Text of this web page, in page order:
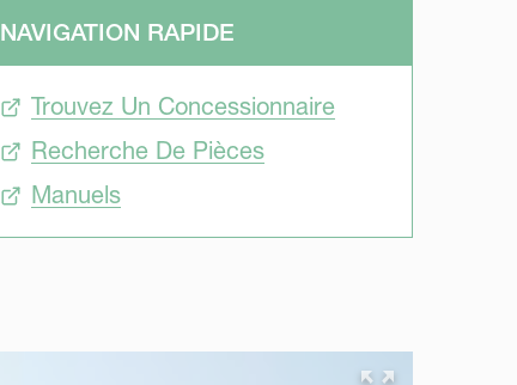
NAVIGATION RAPIDE
Trouvez Un Concessionnaire
Recherche De Pièces
Manuels